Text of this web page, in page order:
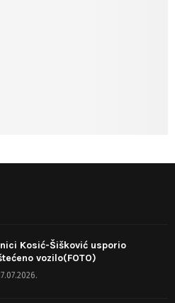
Kosić-Šišković usporio
vozilo(FOTO)